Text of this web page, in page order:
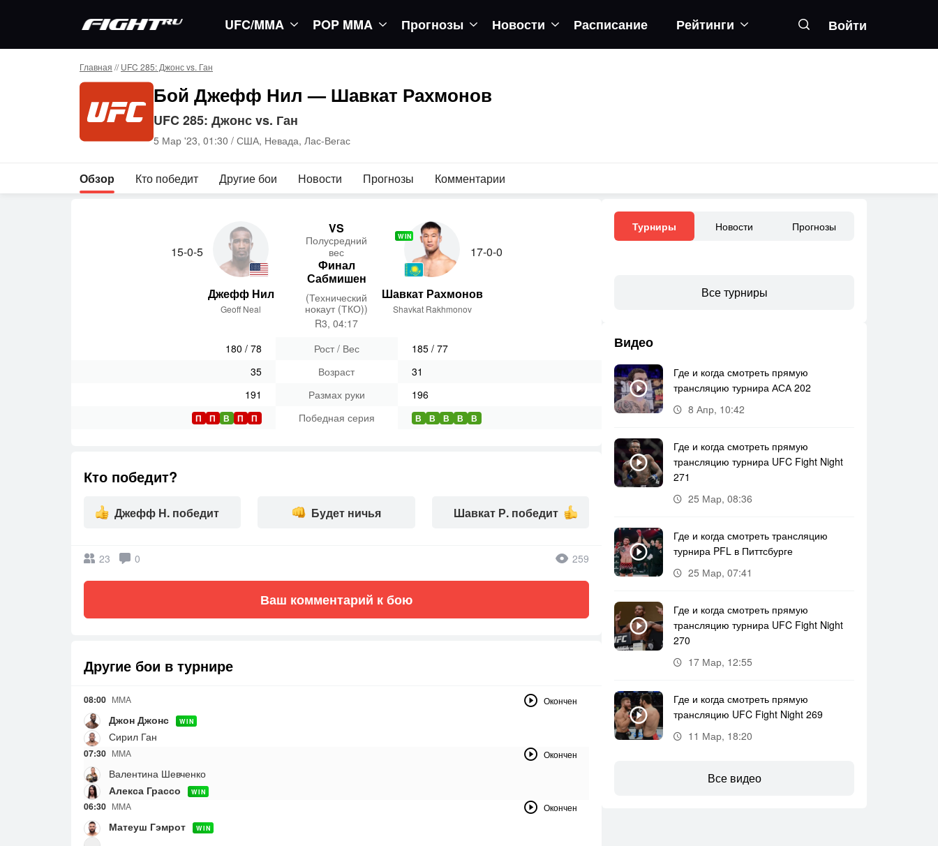
UFC/MMA POP MMA Прогнозы Новости Расписание Рейтинги Войти
Главная //UFC 285: Джонс vs. Ган
Бой Джефф Нил — Шавкат Рахмонов
UFC 285: Джонс vs. Ган
5 Мар '23, 01:30 / США, Невада, Лас-Вегас
Обзор Кто победит Другие бои Новости Прогнозы Комментарии
15-0-5
Джефф Нил
Geoff Neal
VS
По­лус­редний
вес
Финал
Сабмишен
(Технический
нокаут (ТКО))
R3, 04:17
17-0-0
WIN
Шавкат Рахмонов
Shavkat Rakhmonov
180 / 78
35
191
П П В П П
Рост / Вес
Возраст
Размах руки
Победная серия
185/ 77
31
196
В В В В В
Кто победит?
Джефф Н. победит Будет ничья Шавкат Р. победит
23 0 259
Ваш комментарий к бою
Другие бои в турнире
08:00 MMA Окончен
Джон Джонс WIN
Сирил Ган
07:30 MMA Окончен
Валентина Шевченко
Алекса Грассо
WIN
06:30 MMA Окончен
Матеуш Гэмрот WIN
Турниры Новости Прогнозы
Все турниры
Видео
Где и когда смотреть прямую
трансляцию турнира АСА 202
8 Апр, 10:42
Где и когда смотреть прямую
трансляцию турнира UFC Fight Night
271
25 Мар, 08:36
Где и когда смотреть трансляцию
турнира PFL в Питтсбурге
25 Мар, 07:41
Где и когда смотреть прямую
трансляцию турнира UFC Fight Night
270
17 Мар, 12:55
Где и когда смотреть прямую
трансляцию UFC Fight Night 269
11 Мар, 18:20
Все видео